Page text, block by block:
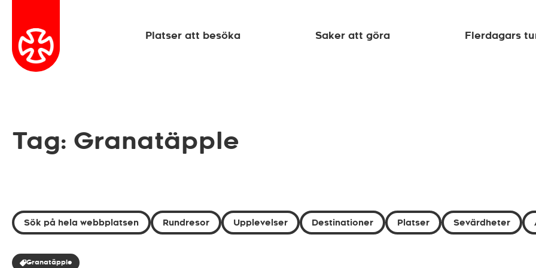
Platser att besöka Saker att göra Flerdagars
Tag: Granatäpple
Sök på hela webbplatsen Rundresor Upplevelser Destinationer Platser Sevärdheter
Granatäpple